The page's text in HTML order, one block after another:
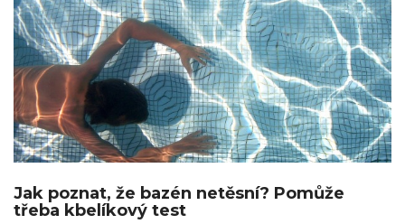
Jak poznat, že bazén netěsní? Pomůže
třeba kbelíkový test